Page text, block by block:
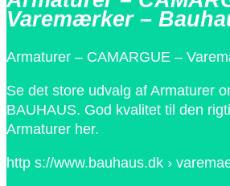
Varemærker –
Armaturer – CAMARGUE –
Se det store udvalg af Armaturer
BAUHAUS. God kvalitet til den
Armaturer her.
http s://www.bauhaus.dk ›